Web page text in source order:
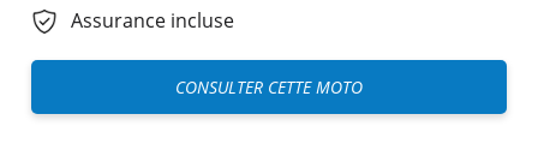
Assurance incluse
CONSULTER CETTE MOTO